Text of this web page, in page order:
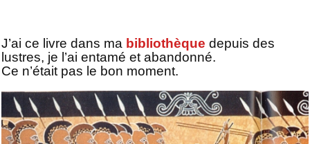
J’ai ce livre dans ma bibliothèque depuis des
lustres, je l’ai entamé et abandonné.
Ce n’était pas le bon moment.